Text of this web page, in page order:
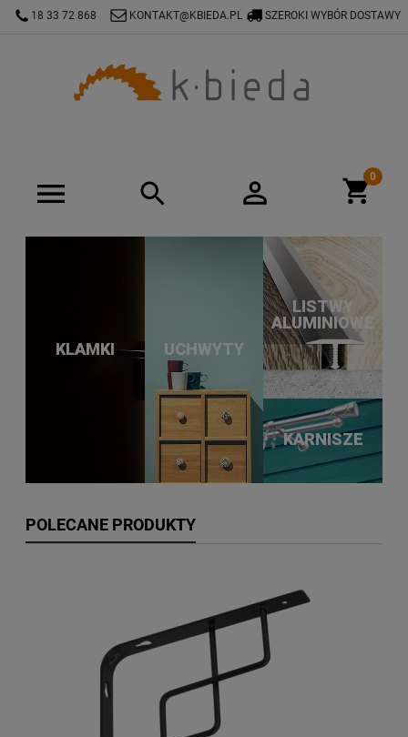
SZEROKI WYBÓR DOSTAWY
18 33 72 868 KONTAKT@KBIEDA.PL
KLAMKI UCHWYTY
LISTWY
ALUMINIOWE
KARNISZE
POLECANE PRODUKTY